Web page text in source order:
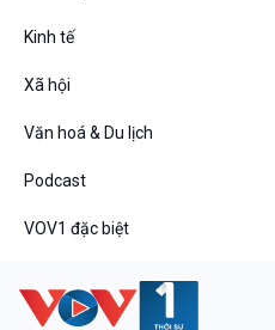
VOV1 đặc biệt
Kinh tế
Xã hội
Văn hoá & Du lịch
Podcast
VOV1 đặc biệt